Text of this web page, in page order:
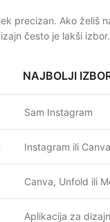
precizan. Ako želiš
često je lakši izbor.
NAJBOLJI
Sam Instagram
Instagram ili Canva
Canva, Unfold ili
Aplikacija za dizajn